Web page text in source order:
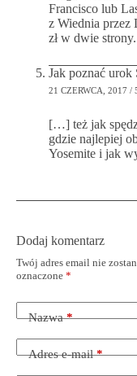
Francisco lub
z Wiednia przez
zł w dwie
Jak poznać urok
21 CZERWCA, 2017 /
[…] też jak
gdzie najlepiej
Yosemite i jak
Dodaj komentarz
Twój adres email nie
oznaczone *
Nazwa*
Adres e-mail*